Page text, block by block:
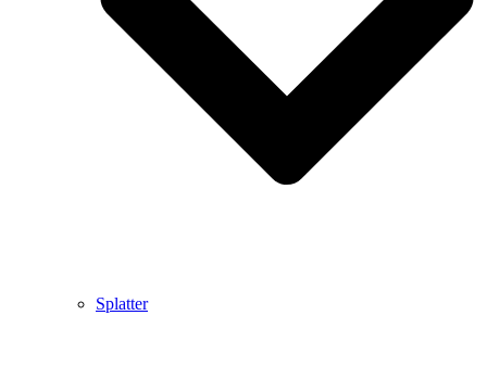
Splatter